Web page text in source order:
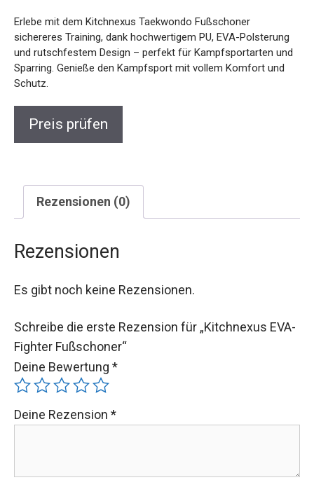
Erlebe mit dem Kitchnexus Taekwondo Fußschoner
sichereres Training, dank hochwertigem PU, EVA-Polsterung
und rutschfestem Design – perfekt für Kampfsportarten und
Sparring. Genieße den Kampfsport mit vollem Komfort und
Schutz.
Preis prüfen
Rezensionen (0)
Rezensionen
Es gibt noch keine Rezensionen.
Schreibe die erste Rezension für „Kitchnexus EVA-
Fighter Fußschoner“
Deine Bewertung *
Deine Rezension *